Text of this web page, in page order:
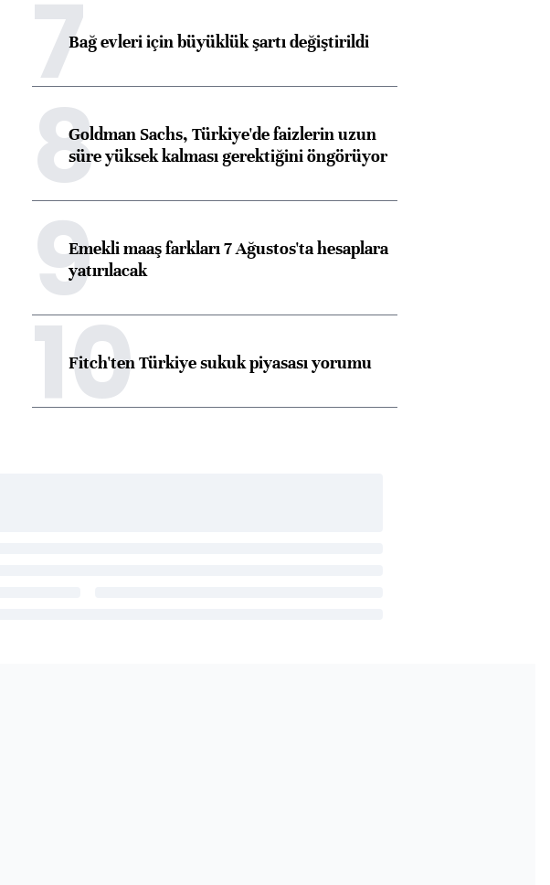
7Bağ evleri için büyüklük şartı değiştirildi
8Goldman Sachs, Türkiye'de faizlerin uzun
süre yüksek kalması gerektiğini öngörüyor
9Emekli maaş farkları 7 Ağustos'ta hesaplara
yatırılacak
10
Fitch'ten Türkiye sukuk piyasası yorumu